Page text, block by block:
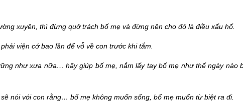
xuyên, thì đừng quở trách bố mẹ và đừng nên cho đó là điều xấu hổ.
viện cớ bao lần để vỗ về con trước khi tắm.
như xưa nữa… hãy giúp bố mẹ, nắm lấy tay bố mẹ như thể ngày nào
nói với con rằng… bố mẹ không muốn sống, bố mẹ muốn từ biệt ra đi.